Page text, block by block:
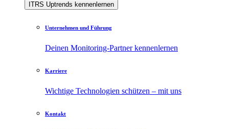
ITRS Uptrends kennenlernen
Unternehmen und Führung
Deinen Monitoring-Partner kennenlernen
Karriere
Wichtige Technologien schützen – mit uns
Kontakt